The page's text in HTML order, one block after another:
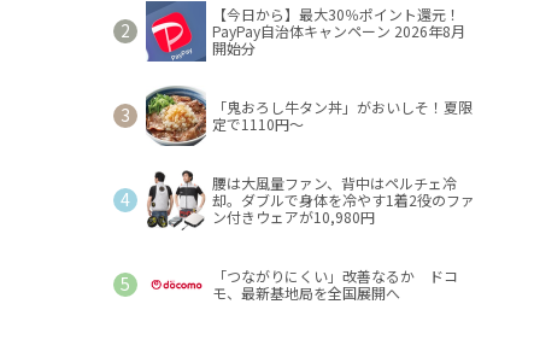
【今日から】最大30％ポイント還元！
PayPay自治体キャンペーン 2026年8月
開始分
「鬼おろし牛タン丼」がおいしそ！夏限
定で1110円～
腰は大風量ファン、背中はペルチェ冷
却。ダブルで身体を冷やす1着2役のファ
ン付きウェアが10,980円
「つながりにくい」改善なるか ドコ
モ、最新基地局を全国展開へ